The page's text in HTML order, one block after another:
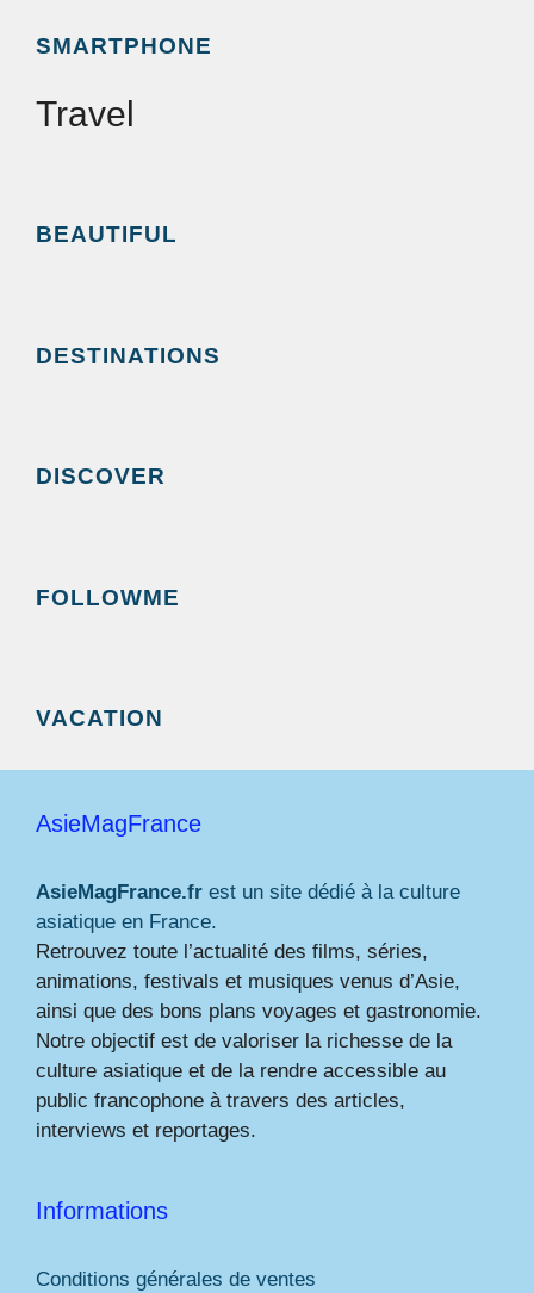
SMARTPHONE
Travel
BEAUTIFUL
DESTINATIONS
DISCOVER
FOLLOWME
VACATION
AsieMagFrance
AsieMagFrance.fr est un site dédié à la culture
asiatique en France.
Retrouvez toute l’actualité des films, séries,
animations, festivals et musiques venus d’Asie,
ainsi que des bons plans voyages et gastronomie.
Notre objectif est de valoriser la richesse de la
culture asiatique et de la rendre accessible au
public francophone à travers des articles,
interviews et reportages.
Informations
Conditions générales de ventes